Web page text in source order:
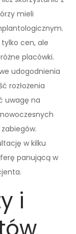
mieli
cen, ale
placówki.
udogodnienia
rozłożenia
uwagę na
w kilku
panującą w
i